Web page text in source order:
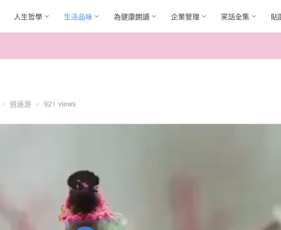
人生哲學 生活品味 為健康朗讀 企業管理 笑話全集 貼
• 逍遥游 • 921 views